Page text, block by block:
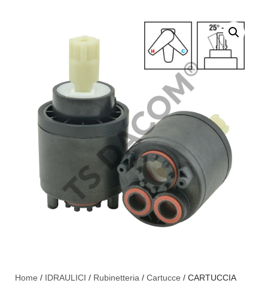
Home / IDRAULICI / Rubinetteria / Cartucce / CARTUCCIA